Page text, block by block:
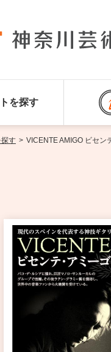
を探す
す > VICENTE AMIGO ビセン